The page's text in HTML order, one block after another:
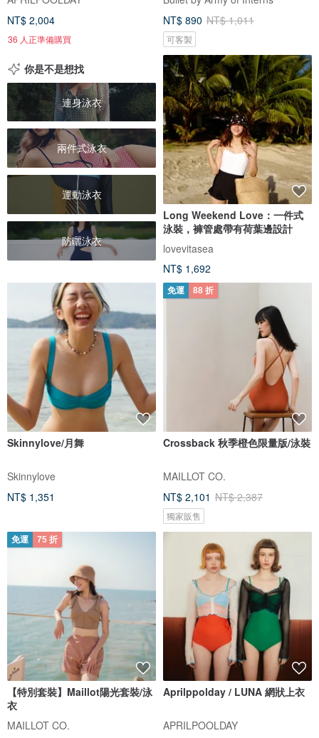
NT$ 2,004
36 人正準備購買
NT$ 890 NT$ 1,011
可客製
你是不是想找
連身泳衣
兩件式泳衣
運動泳衣
防曬泳衣
Long Weekend Love：一件式
泳裝，褲管處帶有荷葉邊設計
lovevitasea
NT$ 1,692
Skinnylove/月舞
Skinnylove
NT$ 1,351
免運 88 折
Crossback 秋季橙色限量版/泳裝
MAILLOT CO.
NT$ 2,101 NT$ 2,387
獨家販售
免運 75 折
【特別套裝】Maillot陽光套裝/泳
衣
MAILLOT CO.
Aprilppolday / LUNA 網狀上衣
APRILPOOLDAY